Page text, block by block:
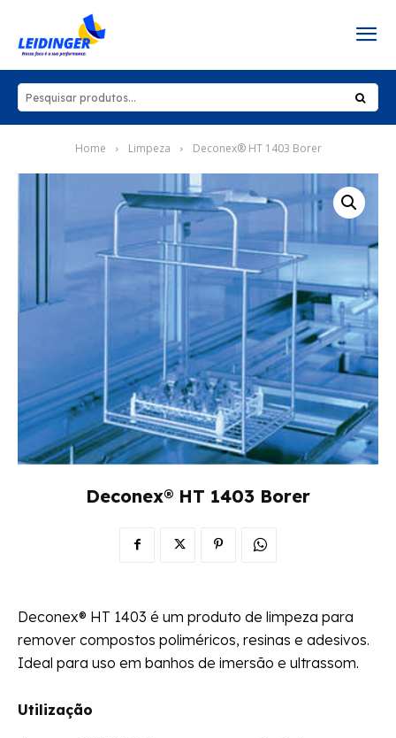
Home Limpeza Deconex® HT 1403 Borer
Deconex® HT 1403 Borer
Deconex® HT 1403 é um produto de limpeza para
remover compostos poliméricos, resinas e adesivos.
Ideal para uso em banhos de imersão e ultrassom.
Utilização